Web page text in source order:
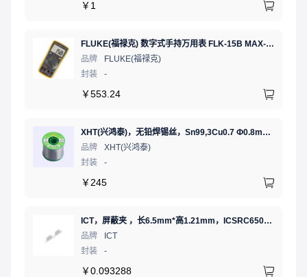
￥ 1
FLUKE(福禄克) 数字式手持万用表 FLK-15B MAX-01/CN 二极管测试;通断测试
品牌
FLUKE(福禄克)
封装
-
￥553.24
XHT(兴鸿泰)，无铅焊锡丝，Sn99,3Cu0.7 Ф0.8mm 500G，环保锡线，免洗焊锡丝/锡线,1卷（含松香）
品牌
XHT(兴鸿泰)
封装
-
￥ 245
ICT，屏蔽夹 ，长6.5mm*高1.21mm，ICSRC6508SFR
品牌
ICT
封装
-
￥0.093288